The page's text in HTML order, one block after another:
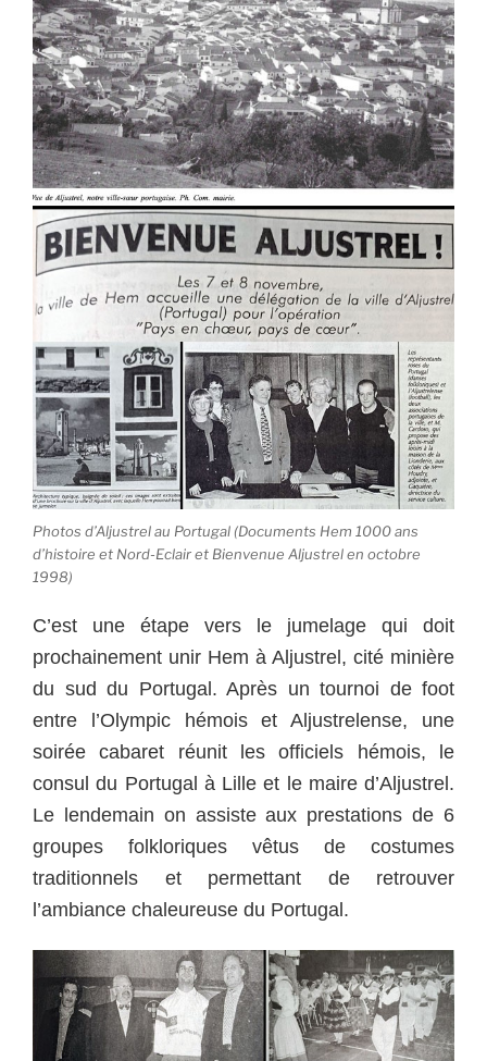
Photos d’Aljustrel au Portugal (Documents Hem 1000 ans
d’histoire et Nord-Eclair et Bienvenue Aljustrel en octobre
1998)
C’est une étape vers le jumelage qui doit
prochainement unir Hem à Aljustrel, cité minière
du sud du Portugal. Après un tournoi de foot
entre l’Olympic hémois et Aljustrelense, une
soirée cabaret réunit les officiels hémois, le
consul du Portugal à Lille et le maire d’Aljustrel.
Le lendemain on assiste aux prestations de 6
groupes folkloriques vêtus de costumes
traditionnels et permettant de retrouver
l’ambiance chaleureuse du Portugal.